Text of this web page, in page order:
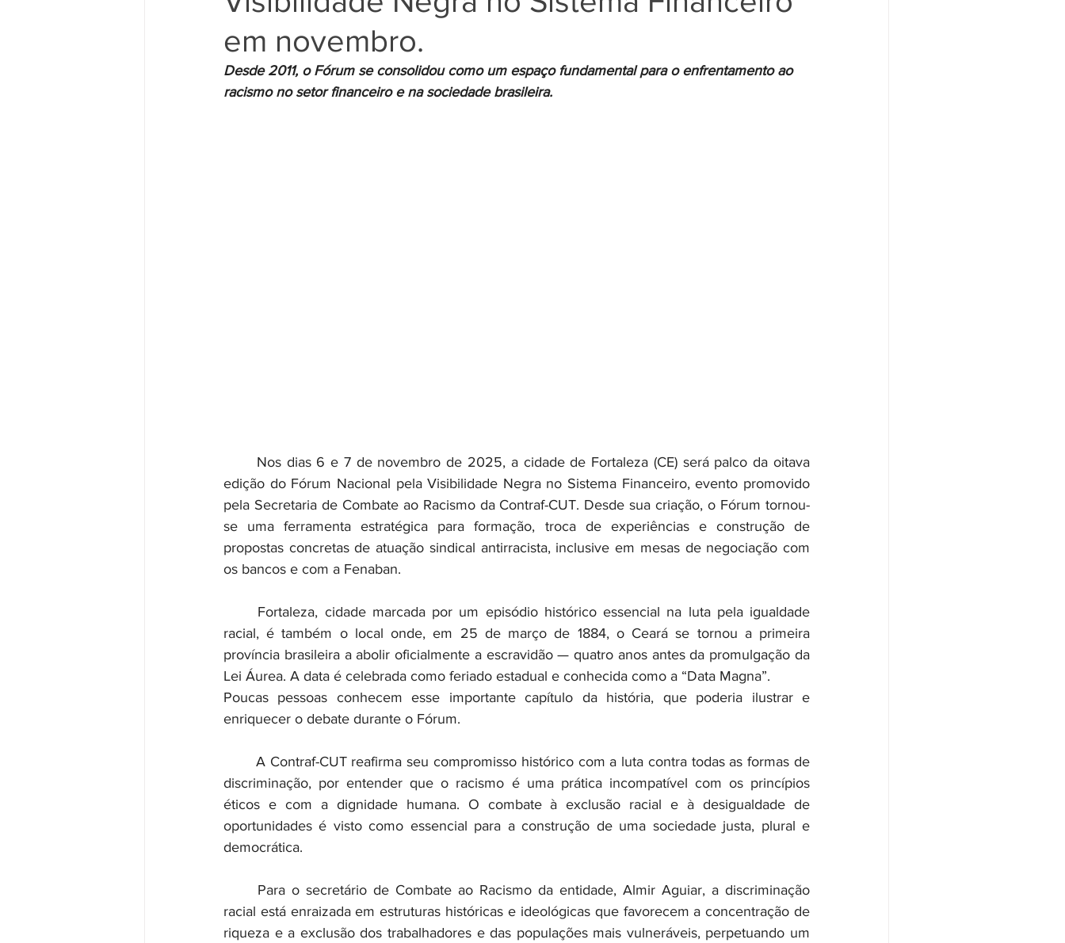
em novembro.
Desde 2011, o Fórum se consolidou como um espaço fundamental para o enfrentamento ao
racismo no setor financeiro e na sociedade brasileira.
edição do Fórum Nacional pela Visibilidade Negra no Sistema Financeiro, evento promovido
pela Secretaria de Combate ao Racismo da Contraf-CUT. Desde sua criação, o Fórum tornou-
se uma ferramenta estratégica para formação, troca de experiências e construção de
propostas concretas de atuação sindical antirracista, inclusive em mesas de negociação com
os bancos e com a Fenaban.
racial, é também o local onde, em 25 de março de 1884, o Ceará se tornou a primeira
província brasileira a abolir oficialmente a escravidão — quatro anos antes da promulgação da
Lei Áurea. A data é celebrada como feriado estadual e conhecida como a “Data Magna”.
Poucas pessoas conhecem esse importante capítulo da história, que poderia ilustrar e
enriquecer o debate durante o Fórum.
discriminação, por entender que o racismo é uma prática incompatível com os princípios
éticos e com a dignidade humana. O combate à exclusão racial e à desigualdade de
oportunidades é visto como essencial para a construção de uma sociedade justa, plural e
democrática.
racial está enraizada em estruturas históricas e ideológicas que favorecem a concentração de
riqueza e a exclusão dos trabalhadores e das populações mais vulneráveis, perpetuando um